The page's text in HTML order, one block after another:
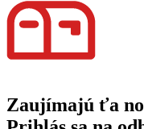
Zaujímajú ťa